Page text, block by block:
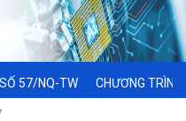
57/NQ-TW CHƯƠNG